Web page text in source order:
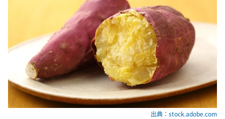
出典：stock.adobe.com